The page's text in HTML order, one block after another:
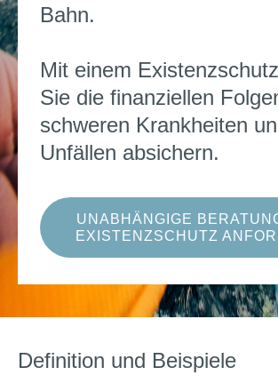
Bahn.
Mit einem
Sie die finanziellen
schweren Krankheiten
Unfällen absichern.
UNABHÄNGIGE
EXISTENZSCHUTZ
Definition und Beispiele